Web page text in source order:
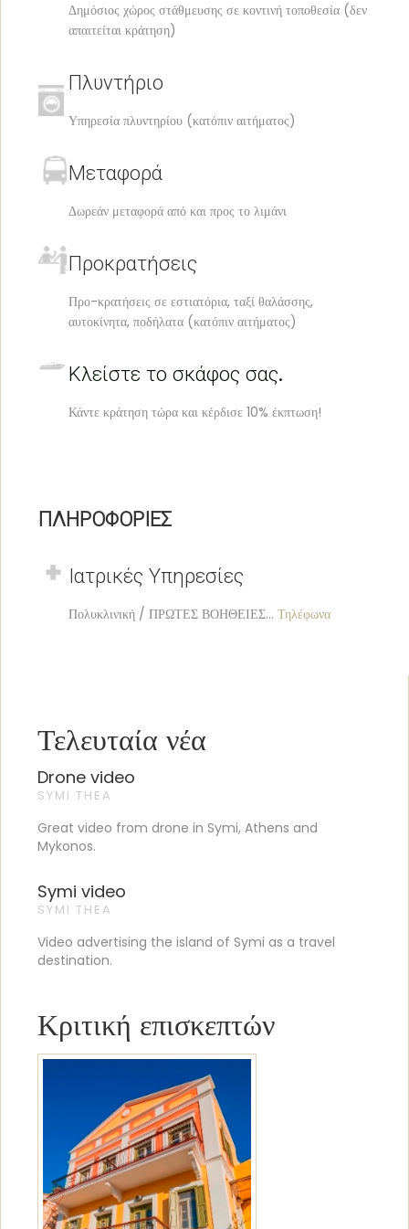
Δημόσιος χώρος στάθμευσης σε κοντινή τοποθεσία (δεν
απαιτείται κράτηση)
Πλυντήριο
Υπηρεσία πλυντηρίου (κατόπιν αιτήματος)
Μεταφορά
Δωρεάν μεταφορά από και προς το λιμάνι
Προκρατήσεις
Προ-κρατήσεις σε εστιατόρια, ταξί θαλάσσης,
αυτοκίνητα, ποδήλατα (κατόπιν αιτήματος)
Κλείστε το σκάφος σας.
Κάντε κράτηση τώρα και κέρδισε 10% έκπτωση!
ΠΛΗΡΟΦΟΡΙΕΣ
Ιατρικές Υπηρεσίες
Πολυκλινική / ΠΡΩΤΕΣ ΒΟΗΘΕΙΕΣ... Τηλέφωνα
Τελευταία νέα
Drone video
SYMI THEA
Great video from drone in Symi, Athens and
Mykonos.
Symi video
SYMI THEA
Video advertising the island of Symi as a travel
destination.
Κριτική επισκεπτών